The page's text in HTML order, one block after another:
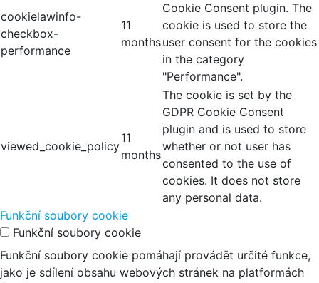
cookielawinfo-
checkbox-
performance
11
months
Cookie Consent plugin. The
cookie is used to store the
user consent for the cookies
in the category
"Performance".
viewed_cookie_policy
11
months
The cookie is set by the
GDPR Cookie Consent
plugin and is used to store
whether or not user has
consented to the use of
cookies. It does not store
any personal data.
Funkční soubory cookie
Funkční soubory cookie
Funkční soubory cookie pomáhají provádět určité funkce,
jako je sdílení obsahu webových stránek na platformách